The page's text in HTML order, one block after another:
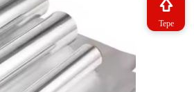
Tepe